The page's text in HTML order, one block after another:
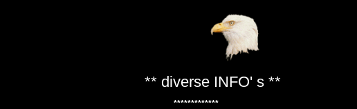
** diverse INFO' s **
*************